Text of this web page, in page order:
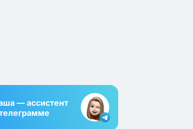
— ассистент